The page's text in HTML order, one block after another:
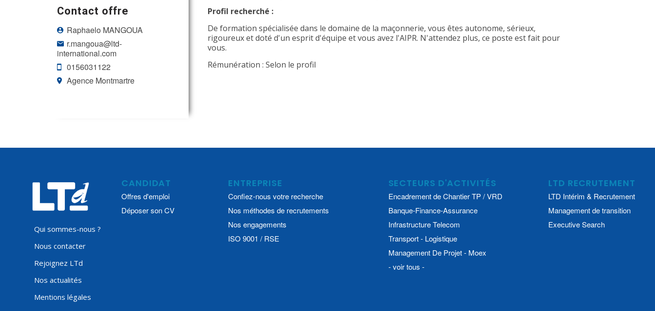
Contact offre
Raphaelo MANGOUA
r.mangoua@ltd-
international.com
0156031122
Agence Montmartre
Profil recherché :
De formation spécialisée dans le domaine de la maçonnerie, vous êtes autonome, sérieux,
rigoureux et doté d'un esprit d'équipe et vous avez l'AIPR. N'attendez plus, ce poste est fait pour
vous.
Rémunération : Selon le profil
Qui sommes-nous ?
Nous contacter
Rejoignez LTd
Nos actualités
Mentions légales
CANDIDAT
Offres d'emploi
Déposer son CV
ENTREPRISE
Confiez-nous votre recherche
Nos méthodes de recrutements
Nos engagements
ISO 9001 / RSE
SECTEURS D'ACTIVITÉS
Encadrement de Chantier TP / VRD
Banque-Finance-Assurance
Infrastructure Telecom
Transport - Logistique
Management De Projet - Moex
- voir tous -
LTD RECRUTEMENT
LTD Intérim & Recrutement
Management de transition
Executive Search